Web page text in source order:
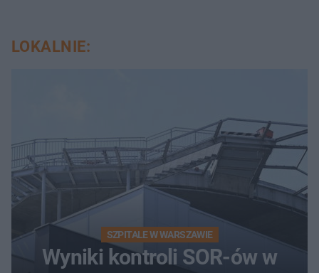
LOKALNIE:
SZPITALE W WARSZAWIE
Wyniki kontroli SOR-ów w